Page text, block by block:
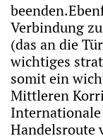
Verbindung
(das an die
wichtiges
somit ein
Mittleren
Handelsroute